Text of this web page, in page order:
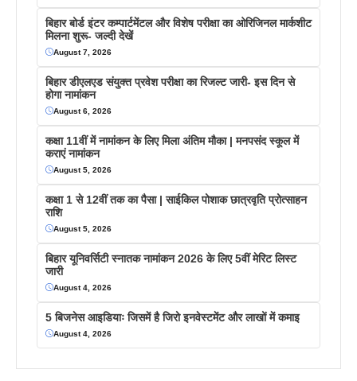
बिहार बोर्ड इंटर कम्पार्टमेंटल और विशेष परीक्षा का ओरिजिनल मार्कशीट
मिलना शुरू- जल्दी देखें
August 7, 2026
बिहार डीएलएड संयुक्त प्रवेश परीक्षा का रिजल्ट जारी- इस दिन से
होगा नामांकन
August 6, 2026
कक्षा 11वीं में नामांकन के लिए मिला अंतिम मौका | मनपसंद स्कूल में
कराएं नामांकन
August 5, 2026
कक्षा 1 से 12वीं तक का पैसा | साईकिल पोशाक छात्रवृति प्रोत्साहन
राशि
August 5, 2026
बिहार यूनिवर्सिटी स्नातक नामांकन 2026 के लिए 5वीं मेरिट लिस्ट
जारी
August 4, 2026
5 बिजनेस आइडियाः जिसमें है जिरो इनवेस्टमेंट और लाखों में कमाइ
August 4, 2026